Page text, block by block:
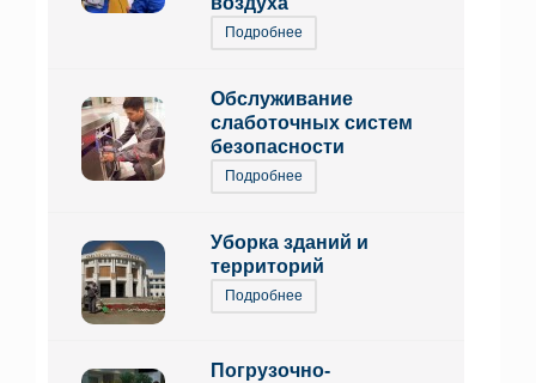
Подробнее
Обслуживание
слаботочных систем
безопасности
Подробнее
Уборка зданий и
территорий
Подробнее
Погрузочно-